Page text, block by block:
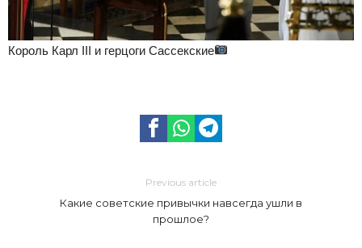
Король Карл III и герцоги Сассекские
Previous article
Какие советские привычки навсегда ушли в
прошлое?